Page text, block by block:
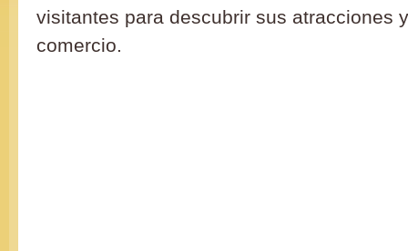
visitantes para descubrir sus atracciones
comercio.